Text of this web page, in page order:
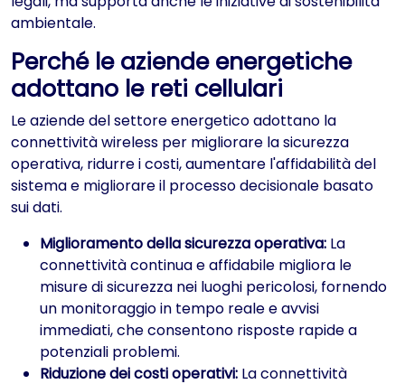
ambientale.
Perché le aziende energetiche
adottano le reti cellulari
Le aziende del settore energetico adottano la
connettività wireless per migliorare la sicurezza
operativa, ridurre i costi, aumentare l'affidabilità del
sistema e migliorare il processo decisionale basato
sui dati.
Miglioramento della sicurezza operativa: La
connettività continua e affidabile migliora le
misure di sicurezza nei luoghi pericolosi, fornendo
un monitoraggio in tempo reale e avvisi
immediati, che consentono risposte rapide a
potenziali problemi.
Riduzione dei costi operativi: La connettività